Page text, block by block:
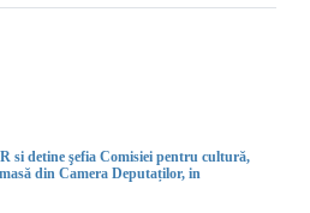
si detine şefia Comisiei pentru cultură,
din Camera Deputaților, in